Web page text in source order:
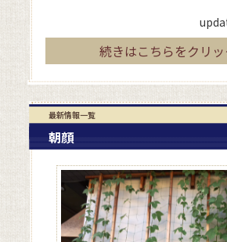
続きはこちらをクリ
最新情報一覧
朝顔